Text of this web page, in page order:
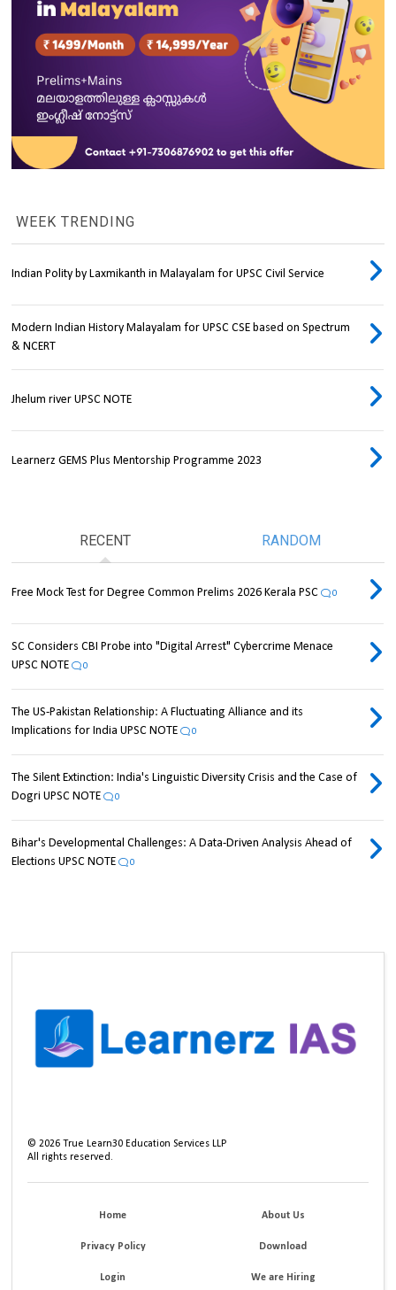
WEEK TRENDING
Indian Polity by Laxmikanth in Malayalam for UPSC Civil Service
Modern Indian History Malayalam for UPSC CSE based on Spectrum
& NCERT
Jhelum river UPSC NOTE
Learnerz GEMS Plus Mentorship Programme 2023
RECENT RANDOM
Free Mock Test for Degree Common Prelims 2026 Kerala PSC 0
SC Considers CBI Probe into "Digital Arrest" Cybercrime Menace
UPSC NOTE
0
The US-Pakistan Relationship: A Fluctuating Alliance and its
Implications for India UPSC NOTE
0
The Silent Extinction: India's Linguistic Diversity Crisis and the Case of
Dogri UPSC NOTE
0
Bihar's Developmental Challenges: A Data-Driven Analysis Ahead of
Elections UPSC NOTE
0
©2026 True Learn30 Education Services LLP
All rights reserved.
Home About Us
Privacy Policy Download
Login We are Hiring